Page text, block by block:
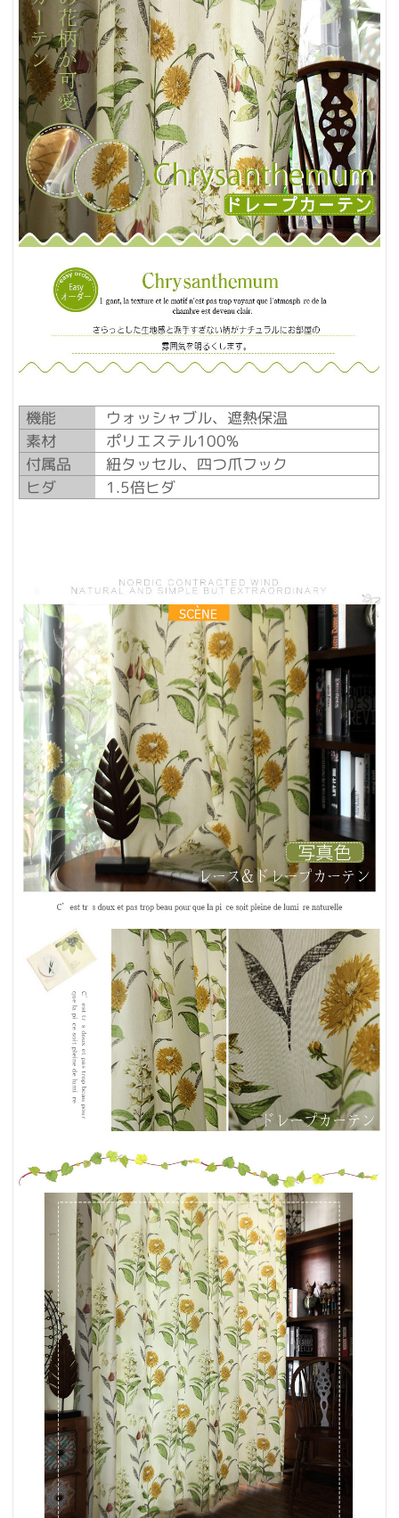
機能
ウォッシャブル、遮熱保温
素材
ポリエステル100%
付属品
紐タッセル、四つ爪フック
ヒダ
1.5倍ヒダ